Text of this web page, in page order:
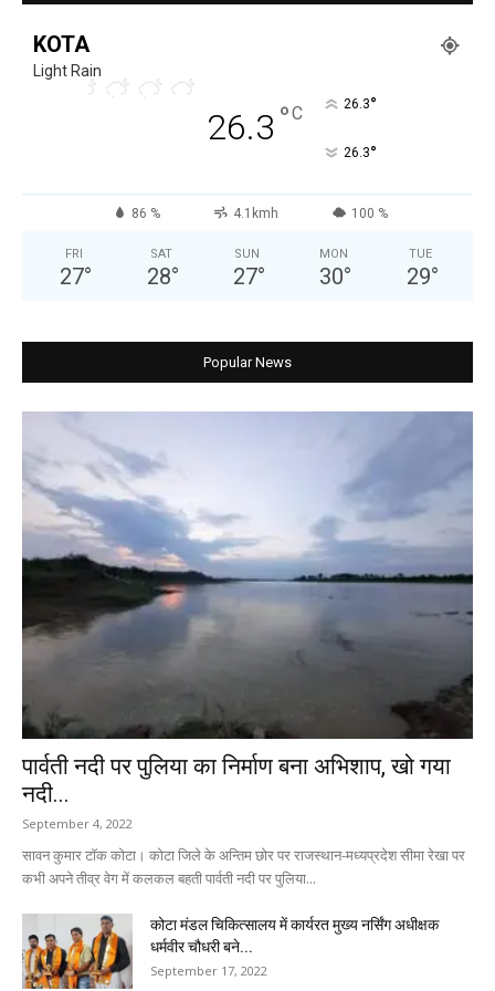
KOTA
Light Rain
26.3 °C 26.3°
26.3°
86 % 4.1kmh 100 %
FRI
27°
SAT
28°
SUN
27°
MON
30°
TUE
29°
Popular News
पार्वती नदी पर पुलिया का निर्माण बना अभिशाप, खो गया
नदी...
September 4, 2022
सावन कुमार टॉक कोटा। कोटा जिले के अन्तिम छोर पर राजस्थान-मध्यप्रदेश सीमा रेखा पर
कभी अपने तीव्र वेग में कलकल बहती पार्वती नदी पर पुलिया...
कोटा मंडल चिकित्सालय में कार्यरत मुख्य नर्सिंग अधीक्षक
धर्मवीर चौधरी बने...
September 17, 2022